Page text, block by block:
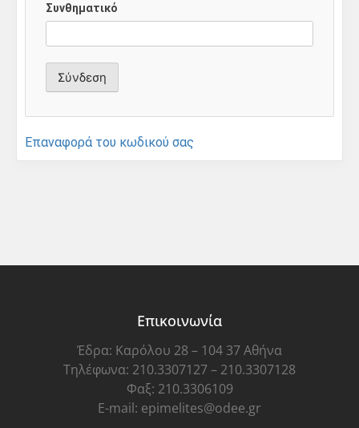
Συνθηματικό
Επαναφορά του κωδικού σας
Επικοινωνία
Έδρα: Καρόλου 28 – 104 37 Αθήνα
Τηλέφωνα: 210.3307127 – 210.3307128
Φαξ: 210.3306109
E-mail: epimelites@odee.gr